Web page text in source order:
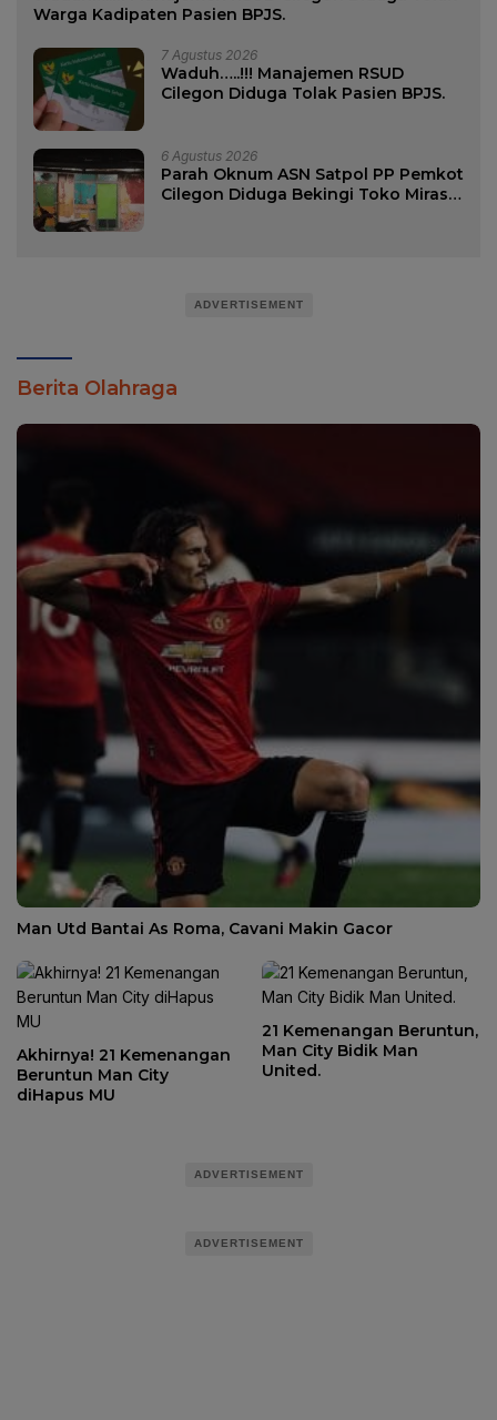
Warga Kadipaten Pasien BPJS.
7 Agustus 2026
Waduh…..!!! Manajemen RSUD
Cilegon Diduga Tolak Pasien BPJS.
6 Agustus 2026
Parah Oknum ASN Satpol PP Pemkot
Cilegon Diduga Bekingi Toko Miras
ADVERTISEMENT
Berita Olahraga
Man Utd Bantai As Roma, Cavani Makin Gacor
Akhirnya! 21 Kemenangan
Beruntun Man City
diHapus MU
21 Kemenangan Beruntun,
Man City Bidik Man
United.
ADVERTISEMENT
ADVERTISEMENT